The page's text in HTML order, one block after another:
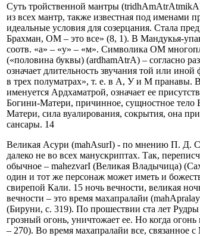
Суть тройственной мантры
из всех мантр, также известная под именами
идеальные условия для созерцания. Стала
Брахман, ОМ – это все» (8, 1). В Мандукья-
соотв. «а» – «у» – «м». Символика ОМ
(«половина буквы) (аrdhаmАtrА) – согласно
означает длительность звучания той или
в трех полуматрах», т. е. в А, У и М пранавы.
именуется Ардхаматрой, означает ее
Богини-Матери, причинное, сущностное
Матери, сила вуалирования, сокрытия, она
сансары. 14
Великая Асури (mahAsurI) - по мнению П. Д.
далеко не во всех манускриптах. Так,
обычное – mahezvarI (Великая Владычица)
один и тот же персонаж может иметь и
свирепой Кали. 15 ночь вечности, великая
вечности – это время махапралайи
(Бируни, с. 319). По прошествии ста лет
грозный огонь, уничтожает ее. Но когда
– 270). Во время махапралайи все, связанное